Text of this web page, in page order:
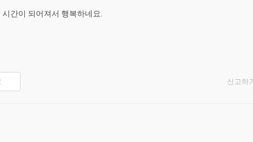
간이 되어져서 행복하네요.
신고하기